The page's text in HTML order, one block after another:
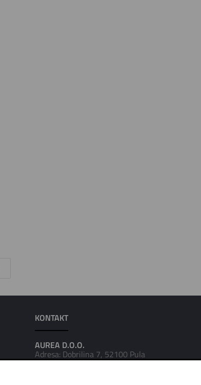
KONTAKT
AUREA D.O.O.
Adresa: Dobrilina 7, 52100 Pula
Tel: 052/223-016